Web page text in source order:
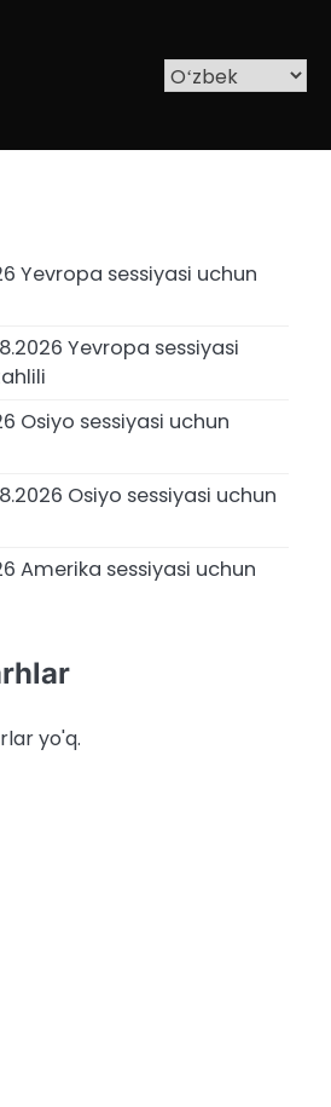
Yevropa sessiyasi uchun
Yevropa sessiyasi
Osiyo sessiyasi uchun
Osiyo sessiyasi uchun
Amerika sessiyasi uchun
yo'q.